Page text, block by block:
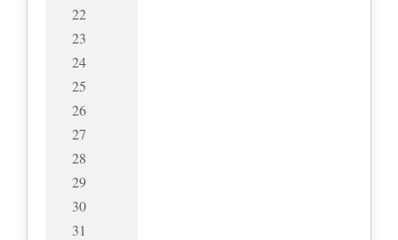
22
23
24
25
26
27
28
29
30
31